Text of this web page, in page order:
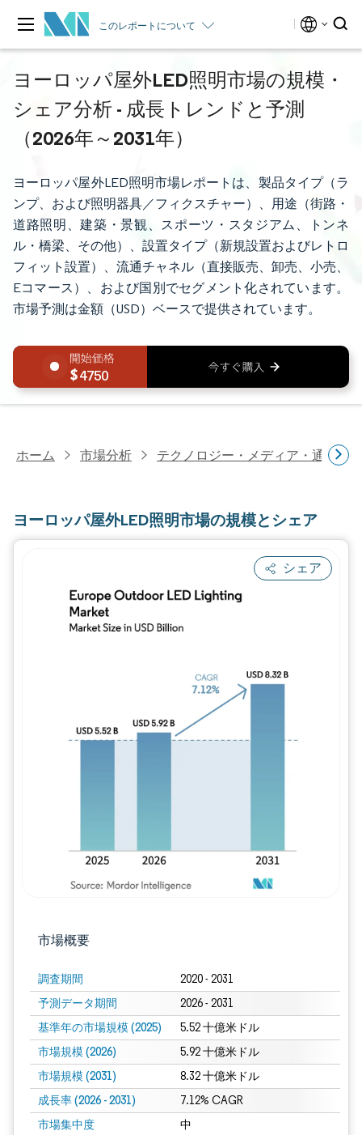
このレポートについて
ヨーロッパ屋外LED照明市場の規模・
シェア分析 - 成長トレンドと予測
（2026年～2031年）
ヨーロッパ屋外LED照明市場レポートは、製品タイプ（ラ
ンプ、および照明器具／フィクスチャー）、用途（街路・
道路照明、建築・景観、スポーツ・スタジアム、トンネ
ル・橋梁、その他）、設置タイプ（新規設置およびレトロ
フィット設置）、流通チャネル（直接販売、卸売、小売、
Eコマース）、および国別でセグメント化されています。
市場予測は金額（USD）ベースで提供されています。
4750
ホーム 市場分析 テクノロジー・メディア・通信研
ヨーロッパ屋外LED照明市場の規模とシェア
シェア
市場概要
調査期間 2020 - 2031
予測データ期間 2026 - 2031
基準年の市場規模 (2025) 5.52 十億米ドル
市場規模 (2026) 5.92 十億米ドル
市場規模 (2031) 8.32 十億米ドル
成長率 (2026 - 2031) 7.12% CAGR
市場集中度 中